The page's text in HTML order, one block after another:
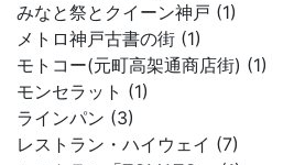
みなと祭とクイーン神戸 (1)
メトロ神戸古書の街 (1)
モトコー(元町高架通商店街) (1)
モンセラット (1)
ラインパン (3)
レストラン・ハイウェイ (7)